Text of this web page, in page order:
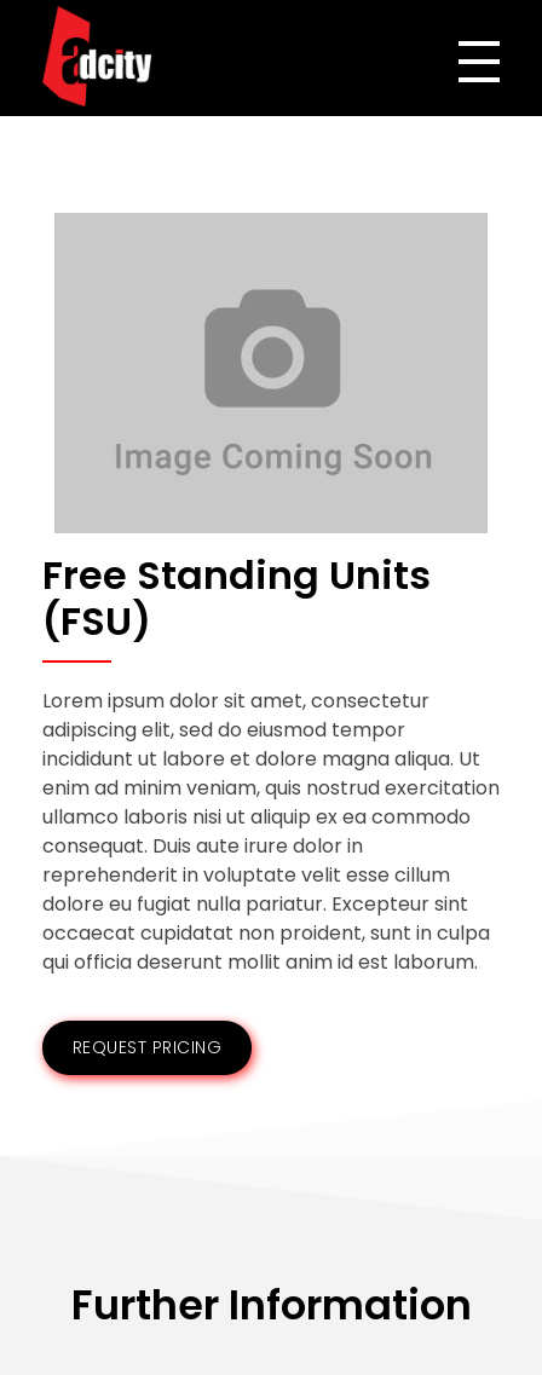
Adcity Pakistan
One Stop Media Solution
Free Standing Units
(FSU)
Lorem ipsum dolor sit amet, consectetur
adipiscing elit, sed do eiusmod tempor
incididunt ut labore et dolore magna aliqua. Ut
enim ad minim veniam, quis nostrud exercitation
ullamco laboris nisi ut aliquip ex ea commodo
consequat. Duis aute irure dolor in
reprehenderit in voluptate velit esse cillum
dolore eu fugiat nulla pariatur. Excepteur sint
occaecat cupidatat non proident, sunt in culpa
qui officia deserunt mollit anim id est laborum.
REQUEST PRICING
Further Information